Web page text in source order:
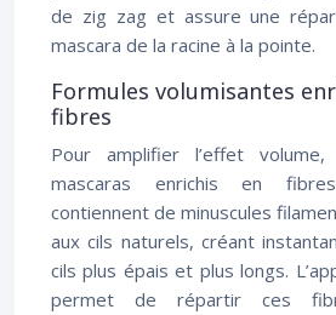
de zig zag et assure une
mascara de la racine à la pointe.
Formules volumisantes
fibres
Pour amplifier l’effet
mascaras enrichis en
contiennent de minuscules
aux cils naturels, créant
cils plus épais et plus longs.
permet de répartir ces